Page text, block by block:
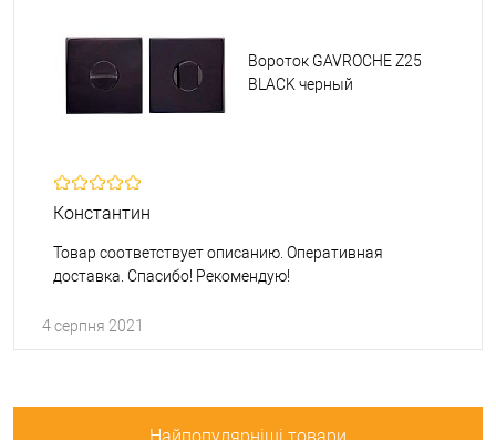
Вороток GAVROCHE Z25
BLACK черный
Константин
Товар соответствует описанию. Оперативная
доставка. Спасибо! Рекомендую!
4 серпня 2021
Найпопулярніші товари